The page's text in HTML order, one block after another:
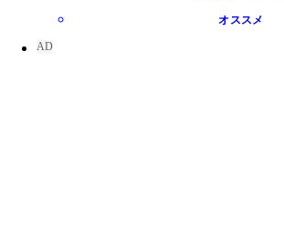
オススメ